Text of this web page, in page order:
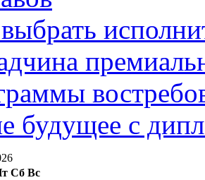
будущее с
Сб Вс